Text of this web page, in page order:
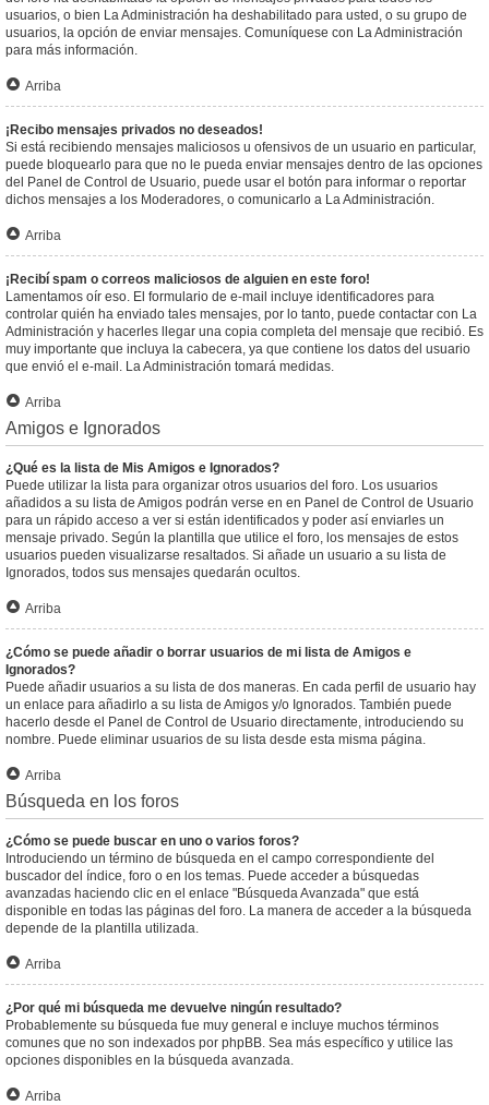
usuarios, o bien La Administración ha deshabilitado para usted, o su grupo de
usuarios, la opción de enviar mensajes. Comuníquese con La Administración
para más información.
Arriba
¡Recibo mensajes privados no deseados!
Si está recibiendo mensajes maliciosos u ofensivos de un usuario en particular,
puede bloquearlo para que no le pueda enviar mensajes dentro de las opciones
del Panel de Control de Usuario, puede usar el botón para informar o reportar
dichos mensajes a los Moderadores, o comunicarlo a La Administración.
Arriba
¡Recibí spam o correos maliciosos de alguien en este foro!
Lamentamos oír eso. El formulario de e-mail incluye identificadores para
controlar quién ha enviado tales mensajes, por lo tanto, puede contactar con La
Administración y hacerles llegar una copia completa del mensaje que recibió. Es
muy importante que incluya la cabecera, ya que contiene los datos del usuario
que envió el e-mail. La Administración tomará medidas.
Arriba
Amigos e Ignorados
¿Qué es la lista de Mis Amigos e Ignorados?
Puede utilizar la lista para organizar otros usuarios del foro. Los usuarios
añadidos a su lista de Amigos podrán verse en en Panel de Control de Usuario
para un rápido acceso a ver si están identificados y poder así enviarles un
mensaje privado. Según la plantilla que utilice el foro, los mensajes de estos
usuarios pueden visualizarse resaltados. Si añade un usuario a su lista de
Ignorados, todos sus mensajes quedarán ocultos.
Arriba
¿Cómo se puede añadir o borrar usuarios de mi lista de Amigos e
Ignorados?
Puede añadir usuarios a su lista de dos maneras. En cada perfil de usuario hay
un enlace para añadirlo a su lista de Amigos y/o Ignorados. También puede
hacerlo desde el Panel de Control de Usuario directamente, introduciendo su
nombre. Puede eliminar usuarios de su lista desde esta misma página.
Arriba
Búsqueda en los foros
¿Cómo se puede buscar en uno o varios foros?
Introduciendo un término de búsqueda en el campo correspondiente del
buscador del índice, foro o en los temas. Puede acceder a búsquedas
avanzadas haciendo clic en el enlace "Búsqueda Avanzada" que está
disponible en todas las páginas del foro. La manera de acceder a la búsqueda
depende de la plantilla utilizada.
Arriba
¿Por qué mi búsqueda me devuelve ningún resultado?
Probablemente su búsqueda fue muy general e incluye muchos términos
comunes que no son indexados por phpBB. Sea más específico y utilice las
opciones disponibles en la búsqueda avanzada.
Arriba